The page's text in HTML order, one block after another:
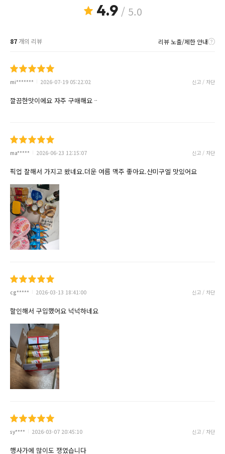
4.9/ 5.0
87개의 리뷰 리뷰 노출/제한 안내
mi******* 2026-07-19 05:22:02 신고 / 차단
깔끔한맛이에요 자주 구매해요ᆢ
ma***** 2026-06-23 12:15:07 신고 / 차단
픽업 잘해서 가지고 왔네요.더운 여름 맥주 좋아요.산미구엘 맛있어요
cg***** 2026-03-13 18:41:00 신고 / 차단
할인해서 구입했어요 넉넉하네요
sy**** 2026-03-07 20:45:10 신고 / 차단
행사가에 많이도 쟁였습니다